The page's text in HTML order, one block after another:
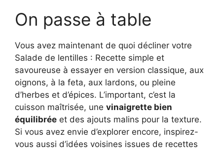
On passe à table
Vous avez maintenant de quoi décliner votre
Salade de lentilles : Recette simple et
savoureuse à essayer en version classique, aux
oignons, à la feta, aux lardons, ou pleine
d’herbes et d’épices. L’important, c’est la
cuisson maîtrisée, une vinaigrette bien
équilibrée et des ajouts malins pour la texture.
Si vous avez envie d’explorer encore, inspirez-
vous aussi d’idées voisines issues de recettes